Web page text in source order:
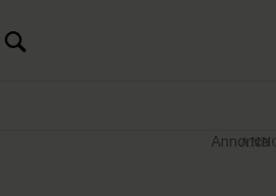
Annonce